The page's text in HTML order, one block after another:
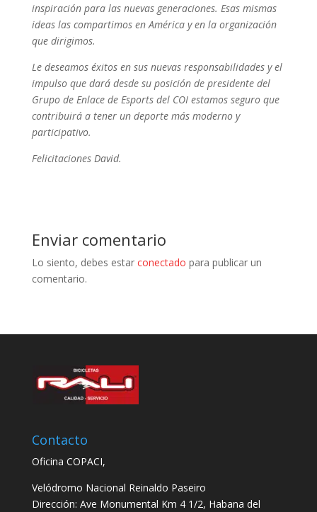
inspiración para las nuevas generaciones. Esas mismas
ideas las compartimos en América y en la organización
que dirigimos.
Le deseamos éxitos en sus nuevas responsabilidades y el
impulso que dará desde su posición de presidente del
Grupo de Enlace de Esports del COI estamos seguro que
contribuirá a tener un deporte más moderno y
participativo.
Felicitaciones David.
Enviar comentario
Lo siento, debes estar conectado para publicar un
comentario.
Contacto
Oficina COPACI,
Velódromo Nacional Reinaldo Paseiro
Dirección: Ave Monumental Km 4 1/2, Habana del